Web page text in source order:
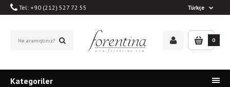
Tel: +90 (212) 527 72 55 Türkçe
0
Kategoriler